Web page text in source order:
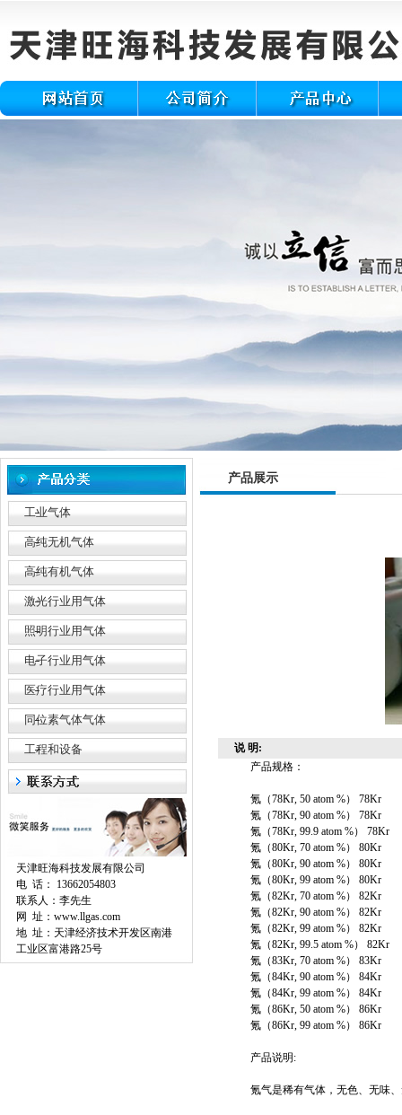
工业气体
高纯无机气体
高纯有机气体
激光行业用气体
照明行业用气体
电子行业用气体
医疗行业用气体
同位素气体气体
工程和设备
天津旺海科技发展有限公司
电 话： 13662054803
联系人：李先生
网 址：www.llgas.com
地 址：天津经济技术开发区南港
工业区富港路25号
产品展示
说 明:
产品规格：
氪（78Kr, 50 atom %） 78Kr
氪（78Kr, 90 atom %） 78Kr
氪（78Kr, 99.9 atom %） 78Kr
氪（80Kr, 70 atom %） 80Kr
氪（80Kr, 90 atom %） 80Kr
氪（80Kr, 99 atom %） 80Kr
氪（82Kr, 70 atom %） 82Kr
氪（82Kr, 90 atom %） 82Kr
氪（82Kr, 99 atom %） 82Kr
氪（82Kr, 99.5 atom %） 82Kr
氪（83Kr, 70 atom %） 83Kr
氪（84Kr, 90 atom %） 84Kr
氪（84Kr, 99 atom %） 84Kr
氪（86Kr, 50 atom %） 86Kr
氪（86Kr, 99 atom %） 86Kr
产品说明:
氪气是稀有气体，无色、无味